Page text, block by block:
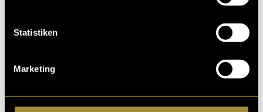
Statistiken
Marketing